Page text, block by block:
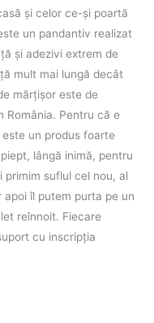
şi celor ce-şi poartă
un pandantiv realizat
şi adezivi extrem de
mult mai lungă decât
mărţişor este de
România. Pentru că e
este un produs foarte
lângă inimă, pentru
primim suflul cel nou, al
apoi îl putem purta pe un
reînnoit. Fiecare
cu inscripţia